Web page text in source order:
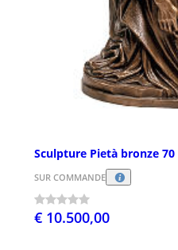
Sculpture Pietà bronze 70
SUR COMMANDE
€ 10.500,00